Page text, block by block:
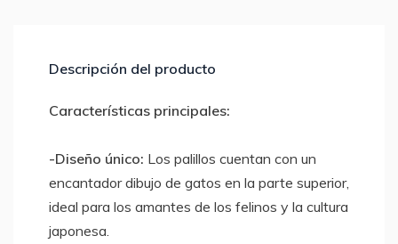
Descripción del producto
Características principales:
-Diseño único: Los palillos cuentan con un
encantador dibujo de gatos en la parte superior,
ideal para los amantes de los felinos y la cultura
japonesa.